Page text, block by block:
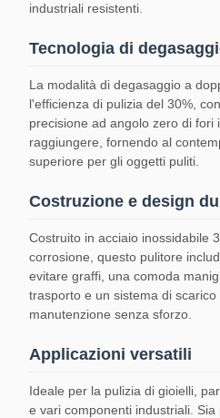
industriali resistenti.
Tecnologia di
La modalità di degasaggio a
l'efficienza di pulizia del 30%,
precisione ad angolo zero di fori
raggiungere, fornendo al
superiore per gli oggetti puliti.
Costruzione e design
Costruito in acciaio inossidabile
corrosione, questo pulitore
evitare graffi, una comoda
trasporto e un sistema di
manutenzione senza sforzo.
Applicazioni versatili
Ideale per la pulizia di gioielli,
e vari componenti industriali.